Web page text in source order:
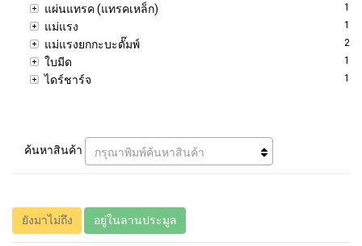
แผ่นแทรค (แทรคเหล็ก) 1
แม่แรง 1
แม่แรงยกกะบะดั๊มพ์ 2
ใบมีด 1
ไดร์ชาร์จ 1
ค้นหาสินค้า กรุณาพิมพ์ค้นหาสินค้า
ยังมาไม่ถึง อยู่ในลานประมูล